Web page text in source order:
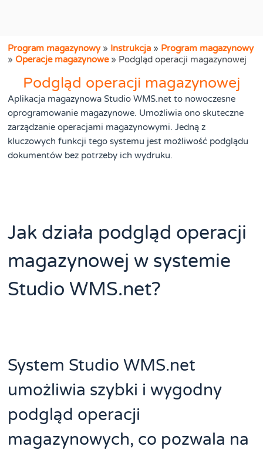
Program magazynowy» Instrukcja » Program magazynowy
»Operacje magazynowe» Podgląd operacji magazynowej
Podgląd operacji magazynowej
Aplikacja magazynowa Studio WMS.net to nowoczesne
oprogramowanie magazynowe. Umożliwia ono skuteczne
zarządzanie operacjami magazynowymi. Jedną z
kluczowych funkcji tego systemu jest możliwość podglądu
dokumentów bez potrzeby ich wydruku.
Jak działa podgląd operacji
magazynowej w systemie
Studio WMS.net?
System Studio WMS.net
umożliwia szybki i wygodny
podgląd operacji
magazynowych, co pozwala na